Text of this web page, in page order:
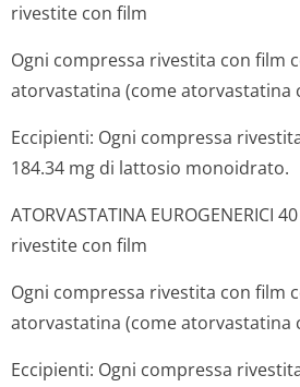
rivestite con film
Ogni compressa rivestita con film
atorvastatina (come atorvastatina
Eccipienti: Ogni compressa
184.34 mg di lattosio monoidrato.
ATORVASTATINA EUROGENERICI
rivestite con film
Ogni compressa rivestita con film
atorvastatina (come atorvastatina
Eccipienti: Ogni compressa